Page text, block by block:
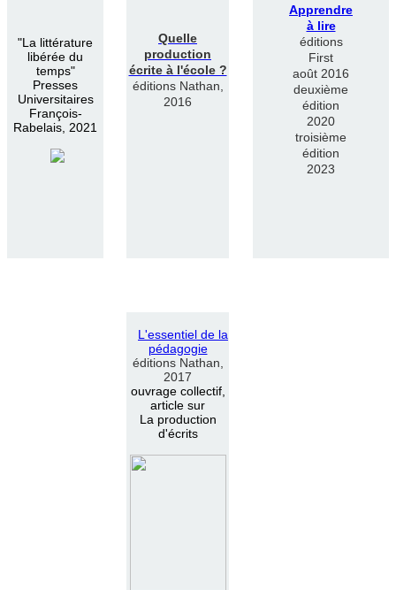
"La littérature
libérée du
temps"
Presses
Universitaires
François-
Rabelais, 2021
Quelle
production
écrite à l'école ?
éditions Nathan,
2016
Apprendre
à lire
éditions
First
août 2016
deuxième
édition
2020
troisième
édition
2023
L'essentiel de la
pédagogie
éditions Nathan,
2017
ouvrage collectif,
article sur
La production
d'écrits